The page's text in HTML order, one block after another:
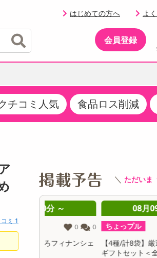
はじめての方へ よ
会員登録
イベント
商品限定クーポン
サンプリング
抽選サンプル
初回トライアル
その他 お菓子・スイーツ
その他 飲料
スポーツ・アウトドア用品
その他 キッチン・日用品
ア
サプリメント
収納・寝具
ベビー・キッズ
レッグウェア
その他 ファッション
その他 家電
タニティ
チコミ人気 食品ロス削減
ミ 1
＼ ただいま
0
08月09日08時00分 ～
ちょっプル
【4種/計8袋】厳選おつまみ「碧
ギフトセット＜全て国産＞化粧箱